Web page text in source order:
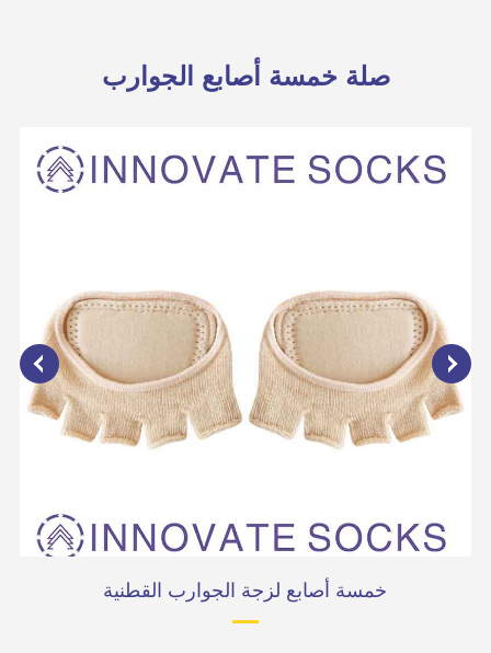
صلة خمسة أصابع الجوارب
خمسة أصابع لزجة الجوارب القطنية